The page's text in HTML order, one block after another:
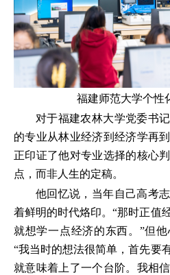
福建师范大学个性
对于福建农林大学党委书
的专业从林业经济到经济学再
正印证了他对专业选择的核心
点，而非人生的定稿。
他回忆说，当年自己高考
着鲜明的时代烙印。“那时正值
就想学一点经济的东西。”但他
“我当时的想法很简单，首先要
就意味着上了一个台阶。我相